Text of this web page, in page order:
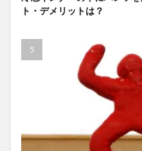
ト・デメリットは？